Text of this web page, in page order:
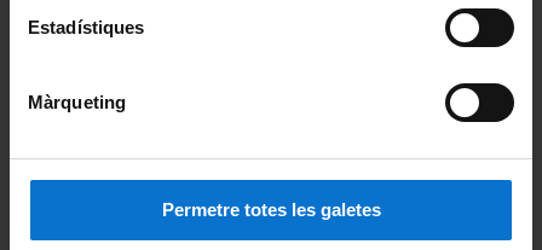
Estadístiques
Màrqueting
Permetre totes les galetes
Direcció
Administració
Consell de Departament
Comissió permanent